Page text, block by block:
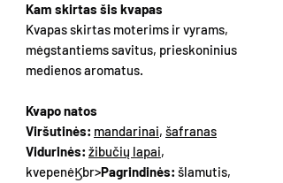
Kam skirtas šis kvapas
Kvapas skirtas moterims ir vyrams,
mėgstantiems savitus, prieskoninius
medienos aromatus.
Kvapo natos
Viršutinės: mandarinai, šafranas
Vidurinės: žibučių lapai,
kvepenėϏbr>Pagrindinės: šlamutis,